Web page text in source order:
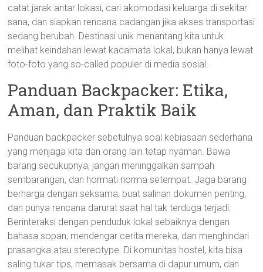
catat jarak antar lokasi, cari akomodasi keluarga di sekitar
sana, dan siapkan rencana cadangan jika akses transportasi
sedang berubah. Destinasi unik menantang kita untuk
melihat keindahan lewat kacamata lokal, bukan hanya lewat
foto-foto yang so-called populer di media sosial.
Panduan Backpacker: Etika,
Aman, dan Praktik Baik
Panduan backpacker sebetulnya soal kebiasaan sederhana
yang menjaga kita dan orang lain tetap nyaman. Bawa
barang secukupnya, jangan meninggalkan sampah
sembarangan, dan hormati norma setempat. Jaga barang
berharga dengan seksama, buat salinan dokumen penting,
dan punya rencana darurat saat hal tak terduga terjadi.
Berinteraksi dengan penduduk lokal sebaiknya dengan
bahasa sopan, mendengar cerita mereka, dan menghindari
prasangka atau stereotype. Di komunitas hostel, kita bisa
saling tukar tips, memasak bersama di dapur umum, dan